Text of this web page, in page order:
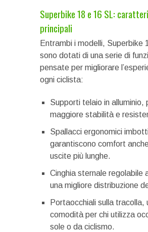
Superbike 18 e 16 SL:
principali
Entrambi i modelli, Superbike
sono dotati di una serie di
pensate per migliorare
ogni ciclista:
Supporti telaio in alluminio,
maggiore stabilità e
Spallacci ergonomici
garantiscono comfort
uscite più lunghe.
Cinghia sternale regolabile
una migliore distribuzione
Portaocchiali sulla tracolla,
comodità per chi utilizza
sole o da ciclismo.